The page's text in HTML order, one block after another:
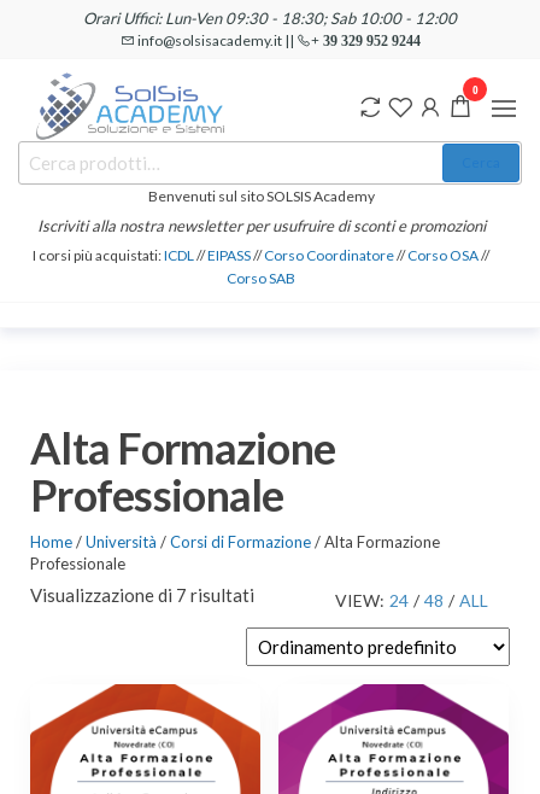
contenuto
Orari Uffici: Lun-Ven 09:30 - 18:30; Sab 10:00 - 12:00
info@solsisacademy.it || + 39 329 952 9244
SOLSIS
Academy
Corsi e
Certificazioni
Linguistiche
Benvenuti sul sito SOLSIS Academy
Iscriviti alla nostra newsletter per usufruire di sconti e promozioni
I corsi più acquistati:ICDL//EIPASS//Corso Coordinatore//Corso OSA//
Corso SAB
0
Alta Formazione
Professionale
Home/Università /Corsi di Formazione/ Alta Formazione
Professionale
VIEW: 24 / 48 / ALL
Visualizzazione di 7 risultati